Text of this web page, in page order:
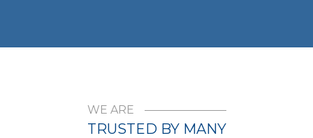
WE ARE
TRUSTED BY MANY